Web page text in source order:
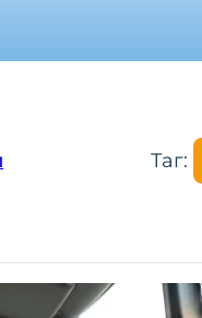
Таг: